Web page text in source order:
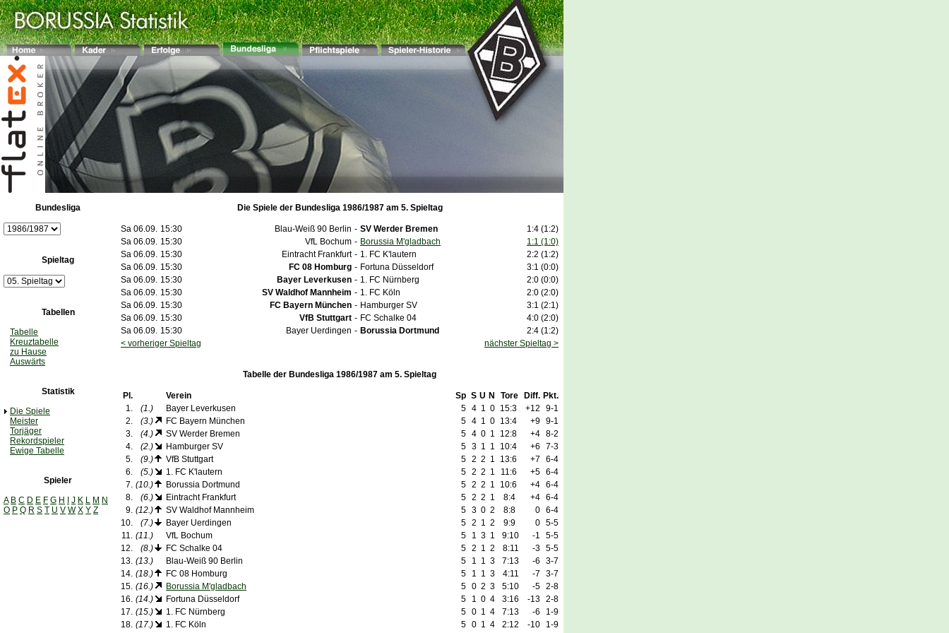
Bundesliga
Spieltag
Tabellen
Tabelle
Kreuztabelle
zu Hause
Auswärts
Statistik
Die Spiele
Meister
Torjäger
Rekordspieler
Ewige Tabelle
Spieler
A B C D E F G H J K L M N
O P Q R S T U V W X Y Z
Die Spiele der Bundesliga 1986/1987 am 5. Spieltag
Sa 06.09. 15:30 Blau-Weiß 90 Berlin - SV Werder Bremen
1:4 (1:2)
Sa 06.09. 15:30 VfL Bochum - Borussia M'gladbach
1:1 (1:0)
Sa 06.09. 15:30 Eintracht Frankfurt - 1. FC K'lautern
2:2 (1:2)
Sa 06.09. 15:30 FC 08 Homburg - Fortuna Düsseldorf
3:1 (0:0)
Sa 06.09. 15:30 Bayer Leverkusen - 1. FC Nürnberg
2:0 (0:0)
Sa 06.09. 15:30 SV Waldhof Mannheim - 1. FC Köln
2:0 (2:0)
Sa 06.09. 15:30 FC Bayern München - Hamburger SV
3:1 (2:1)
Sa 06.09. 15:30 VfB Stuttgart - FC Schalke 04
4:0 (2:0)
Sa 06.09. 15:30 Bayer Uerdingen - Borussia Dortmund
2:4 (1:2)
< vorheriger Spieltag
nächster Spieltag >
Tabelle der Bundesliga 1986/1987 am 5. Spieltag
Pl. Verein Sp S U N Tore Diff. Pkt.
1.
(1.) Bayer Leverkusen 5 4 1 0 15:3 +12
9-1
2.
(3.) FC Bayern München 5 4 1 0 13:4 +9 9-1
3.
(4.) SV Werder Bremen 5 4 0 1 12:8 +4 8-2
4.
(2.) Hamburger SV 5 3 1 1 10:4 +6
7-3
5.
(9.) VfB Stuttgart 5 2 2 1 13:6 +7
6-4
6.
(5.) 1. FC K'lautern 5 2 2 1 11:6 +5 6-4
7. (10.) Borussia Dortmund 5 2 2 1 10:6 +4 6-4
8.
(6.) Eintracht Frankfurt 5 2 2 1 8:4 +4 6-4
9. (12.) SV Waldhof Mannheim 5 3 0 2 8:8 0 6-4
10.
(7.) Bayer Uerdingen 5 2 1 2 9:9 0 5-5
11. (11.) VfL Bochum 5 1 3 1 9:10 -1
5-5
12.
(8.) FC Schalke 04 5 2 1 2 8:11 -3 5-5
13. (13.) Blau-Weiß 90 Berlin 5 1 1 3 7:13 -6
3-7
14. (18.) FC 08 Homburg 5 1 1 3 4:11 -7
3-7
15. (16.) Borussia M'gladbach 5 0 2 3 5:10 -5 2-8
16. (14.) Fortuna Düsseldorf 5 1 0 4 3:16 -13 2-8
17. (15.) 1. FC Nürnberg 5 0 1 4 7:13 -6
1-9
18. (17.) 1. FC Köln 5 0 1 4 2:12 -10
1-9